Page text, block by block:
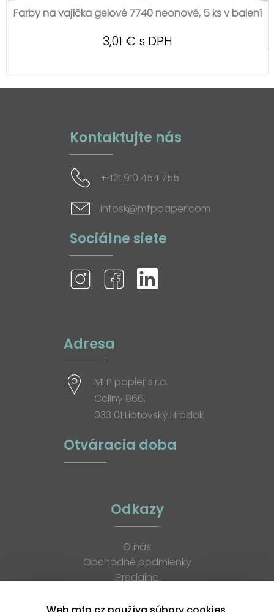
Farby na vajíčka gelové 7740 neonové, 5 ks v balení
3,01 € s DPH
Kontaktujte nás
+421 910 454 755
infosk@mfppaper.com
Sociálne siete
Adresa
MFP papier s.r.o.
Celiny 866,
033 01 Liptovský Hrádok
Otváracia doba
Odkazy
O nás
Obchodné podmienky
Predajne
K stiahnutiu